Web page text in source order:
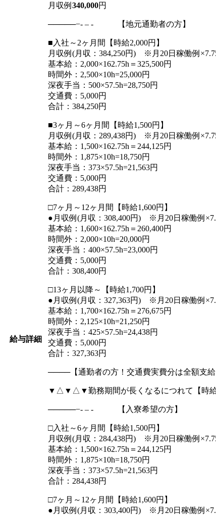
給与詳細
月収例 340,000円
─────−- – - 【地元通勤者の方
■入社～2ヶ月間【時給2,000円】
月収例(月収：384,250円) ※月20日稼働例
基本給：2,000×162.75h＝325,500円
時間外：2,500×10h=25,000円
深夜手当：500×57.5h=28,750円
交通費：5,000円
合計：384,250円
■3ヶ月～6ヶ月間【時給1,500円】
月収例(月収：289,438円) ※月20日稼働例
基本給：1,500×162.75h＝244,125円
時間外：1,875×10h=18,750円
深夜手当：373×57.5h=21,563円
交通費：5,000円
合計：289,438円
□7ヶ月～12ヶ月間【時給1,600円】
●月収例(月収：308,400円) ※月20日稼働例
基本給：1,600×162.75h＝260,400円
時間外：2,000×10h=20,000円
深夜手当：400×57.5h=23,000円
交通費：5,000円
合計：308,400円
□13ヶ月以降～【時給1,700円】
●月収例(月収：327,363円) ※月20日稼働例
基本給：1,700×162.75h＝276,675円
時間外：2,125×10h=21,250円
深夜手当：425×57.5h=24,438円
交通費：5,000円
合計：327,363円
────【通勤者の方！交通費実
▼△▼△▼勤務期間が長くなるにつれて【
─────−- – - 【入寮希望の方】
□入社～6ヶ月間【時給1,500円】
月収例(月収：284,438円) ※月20日稼働例
基本給：1,500×162.75h＝244,125円
時間外：1,875×10h=18,750円
深夜手当：373×57.5h=21,563円
合計：284,438円
□7ヶ月～12ヶ月間【時給1,600円】
●月収例(月収：303,400円) ※月20日稼働例